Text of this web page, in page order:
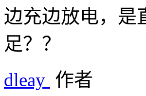
边充边放电，是
足？？
dleay 作者